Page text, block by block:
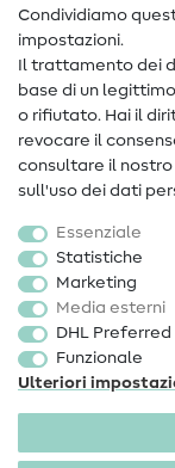
Informazioni sul
FAQ
Diritto di recesso
Popolare
Accessori cucito
Sale
Condividiamo
impostazioni.
Il trattamento dei
base di un
o rifiutato. Hai il
revocare il
consultare il nostro
sull'uso dei dati
Essenziale
Statistiche
Marketing
Media esterni
DHL
Funzionale
Ulteriori
Informazioni legali